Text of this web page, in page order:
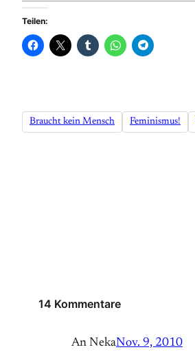
Teilen:
Braucht kein Mensch Feminismus!
14 Kommentare
An NekaNov. 9, 2010